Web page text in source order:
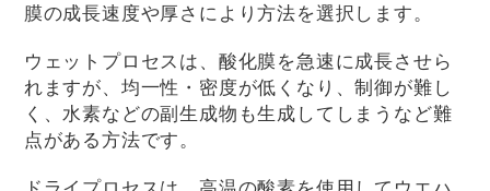
膜の成長速度や厚さにより方法を選択します。
ウェットプロセスは、酸化膜を急速に成長させら
れますが、均一性・密度が低くなり、制御が難し
く、水素などの副生成物も生成してしまうなど難
点がある方法です。